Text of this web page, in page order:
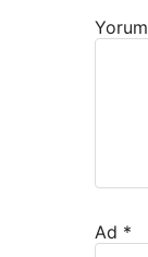
Yorum
Ad *